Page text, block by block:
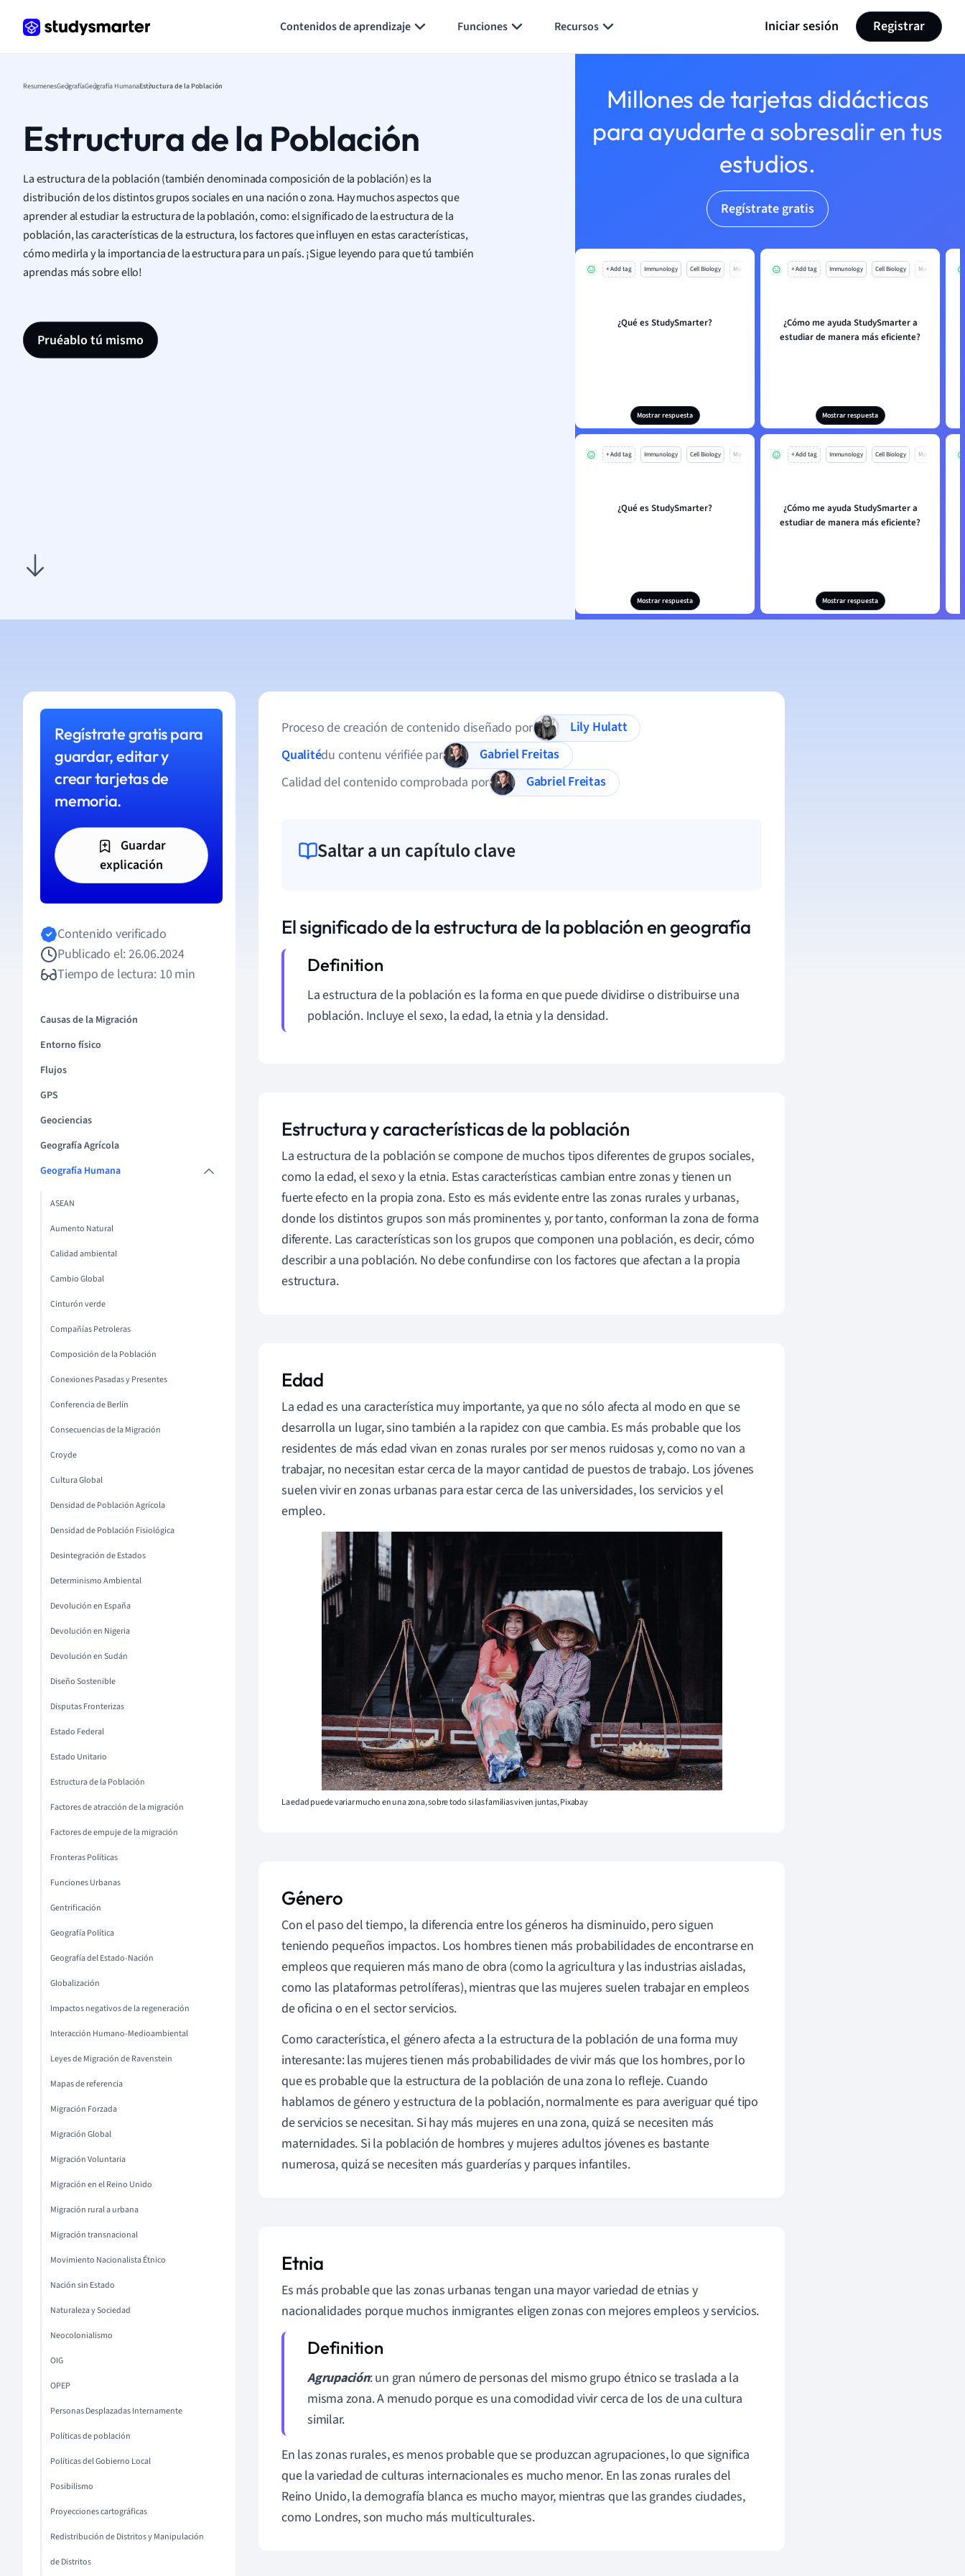
Contenidos de aprendizaje Funciones Recursos Iniciar sesión Registrar
ResumenesGeografíaGeografía HumanaEstructura de la Población
Estructura de la Población
La estructura de la población (también denominada composición de la población) es la
distribución de los distintos grupos sociales en una nación o zona. Hay muchos aspectos que
aprender al estudiar la estructura de la población, como: el significado de la estructura de la
población, las características de la estructura, los factores que influyen en estas características,
cómo medirla y la importancia de la estructura para un país. ¡Sigue leyendo para que tú también
aprendas más sobre ello!
Pruéablo tú mismo
Millones de tarjetas didácticas
para ayudarte a sobresalir en tus
estudios.
Regístrate gratis
+ Add tag Immunology Cell Biology Mo
¿Qué es StudySmarter?
Mostrar respuesta
+ Add tag Immunology Cell Biology Mo
¿Cómo me ayuda StudySmarter a
estudiar de manera más eficiente?
Mostrar respuesta
+ Add tag Immunology Cell Biology Mo
¿Qué es StudySmarter?
Mostrar respuesta
+ Add tag Immunology Cell Biology Mo
¿Cómo me ayuda StudySmarter a
estudiar de manera más eficiente?
Mostrar respuesta
Regístrate gratis para
guardar, editar y
crear tarjetas de
memoria.
Guardar
explicación
Contenido verificado
Publicado el: 26.06.2024
Tiempo de lectura: 10 min
Causas de la Migración
Entorno físico
Flujos
GPS
Geociencias
Geografía Agrícola
Geografía Humana
ASEAN
Aumento Natural
Calidad ambiental
Cambio Global
Cinturón verde
Compañías Petroleras
Composición de la Población
Conexiones Pasadas y Presentes
Conferencia de Berlín
Consecuencias de la Migración
Croyde
Cultura Global
Densidad de Población Agrícola
Densidad de Población Fisiológica
Desintegración de Estados
Determinismo Ambiental
Devolución en España
Devolución en Nigeria
Devolución en Sudán
Diseño Sostenible
Disputas Fronterizas
Estado Federal
Estado Unitario
Estructura de la Población
Factores de atracción de la migración
Factores de empuje de la migración
Fronteras Políticas
Funciones Urbanas
Gentrificación
Geografía Política
Geografía del Estado-Nación
Globalización
Impactos negativos de la regeneración
Interacción Humano-Medioambiental
Leyes de Migración de Ravenstein
Mapas de referencia
Migración Forzada
Migración Global
Migración Voluntaria
Migración en el Reino Unido
Migración rural a urbana
Migración transnacional
Movimiento Nacionalista Étnico
Nación sin Estado
Naturaleza y Sociedad
Neocolonialismo
OIG
OPEP
Personas Desplazadas Internamente
Políticas de población
Políticas del Gobierno Local
Posibilismo
Proyecciones cartográficas
Redistribución de Distritos y Manipulación
de Distritos
Proceso de creación de contenido diseñado por
Lily Hulatt
Qualitédu contenu vérifiée par
Gabriel Freitas
Calidad del contenido comprobada por
Gabriel Freitas
Saltar a un capítulo clave
El significado de la estructura de la población en geografía
La estructura de la población es la forma en que puede dividirse o distribuirse una
población. Incluye el sexo, la edad, la etnia y la densidad.
Estructura y características de la población
La estructura de la población se compone de muchos tipos diferentes de grupos sociales,
como la edad, el sexo y la etnia. Estas características cambian entre zonas y tienen un
fuerte efecto en la propia zona. Esto es más evidente entre las zonas rurales y urbanas,
donde los distintos grupos son más prominentes y, por tanto, conforman la zona de forma
diferente. Las características son los grupos que componen una población, es decir, cómo
describir a una población. No debe confundirse con los factores que afectan a la propia
estructura.
Edad
La edad es una característica muy importante, ya que no sólo afecta al modo en que se
desarrolla un lugar, sino también a la rapidez con que cambia. Es más probable que los
residentes de más edad vivan en zonas rurales por ser menos ruidosas y, como no van a
trabajar, no necesitan estar cerca de la mayor cantidad de puestos de trabajo. Los jóvenes
suelen vivir en zonas urbanas para estar cerca de las universidades, los servicios y el
empleo.
La edad puede variar mucho en una zona, sobre todo si las familias viven juntas, Pixabay
Género
Con el paso del tiempo, la diferencia entre los géneros ha disminuido, pero siguen
teniendo pequeños impactos. Los hombres tienen más probabilidades de encontrarse en
empleos que requieren más mano de obra (como la agricultura y las industrias aisladas,
como las plataformas petrolíferas), mientras que las mujeres suelen trabajar en empleos
de oficina o en el sector servicios.
Como característica, el género afecta a la estructura de la población de una forma muy
interesante: las mujeres tienen más probabilidades de vivir más que los hombres, por lo
que es probable que la estructura de la población de una zona lo refleje. Cuando
hablamos de género y estructura de la población, normalmente es para averiguar qué tipo
de servicios se necesitan. Si hay más mujeres en una zona, quizá se necesiten más
maternidades. Si la población de hombres y mujeres adultos jóvenes es bastante
numerosa, quizá se necesiten más guarderías y parques infantiles.
Etnia
Es más probable que las zonas urbanas tengan una mayor variedad de etnias y
nacionalidades porque muchos inmigrantes eligen zonas con mejores empleos y servicios.
Agrupación: un gran número de personas del mismo grupo étnico se traslada a la
misma zona. A menudo porque es una comodidad vivir cerca de los de una cultura
similar.
En las zonas rurales, es menos probable que se produzcan agrupaciones, lo que significa
que la variedad de culturas internacionales es mucho menor. En las zonas rurales del
Reino Unido, la demografía blanca es mucho mayor, mientras que las grandes ciudades,
como Londres, son mucho más multiculturales.